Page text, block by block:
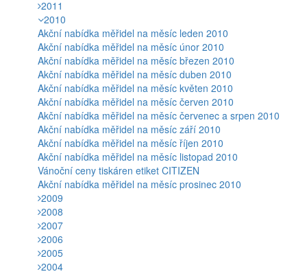
2011
2010
Akční nabídka měřidel na měsíc leden 2010
Akční nabídka měřidel na měsíc únor 2010
Akční nabídka měřidel na měsíc březen 2010
Akční nabídka měřidel na měsíc duben 2010
Akční nabídka měřidel na měsíc květen 2010
Akční nabídka měřidel na měsíc červen 2010
Akční nabídka měřidel na měsíc červenec a srpen 2010
Akční nabídka měřidel na měsíc září 2010
Akční nabídka měřidel na měsíc říjen 2010
Akční nabídka měřidel na měsíc listopad 2010
Vánoční ceny tiskáren etiket CITIZEN
Akční nabídka měřidel na měsíc prosinec 2010
2009
2008
2007
2006
2005
2004